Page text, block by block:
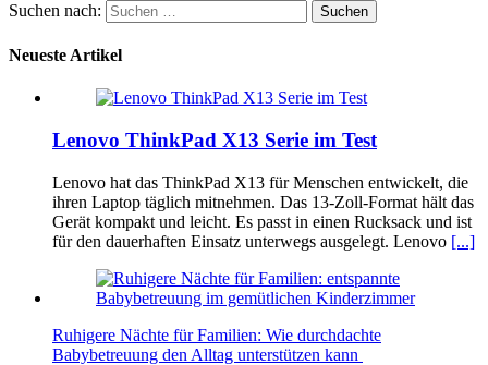
Suchen nach:
Neueste Artikel
Lenovo ThinkPad X13 Serie im Test
Lenovo hat das ThinkPad X13 für Menschen entwickelt, die
ihren Laptop täglich mitnehmen. Das 13-Zoll-Format hält das
Gerät kompakt und leicht. Es passt in einen Rucksack und ist
für den dauerhaften Einsatz unterwegs ausgelegt. Lenovo [...]
Ruhigere Nächte für Familien: Wie durchdachte
Babybetreuung den Alltag unterstützen kann